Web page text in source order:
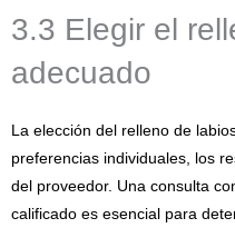
3.3 Elegir el
adecuado
La elección del relleno de
preferencias individuales, los
del proveedor. Una consulta
calificado es esencial para